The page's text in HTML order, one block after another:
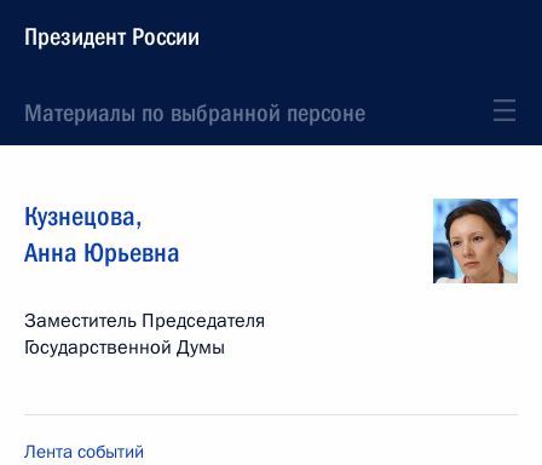
Президент России
Материалы по выбранной персоне
Кузнецова,
Анна Юрьевна
Заместитель Председателя
Государственной Думы
Лента событий